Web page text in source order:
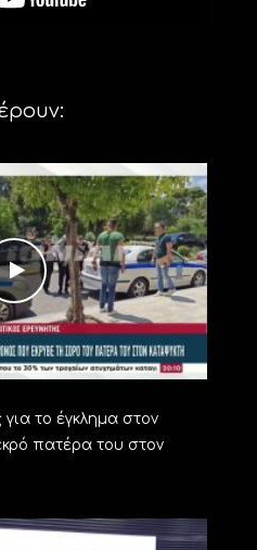
για το έγκλημα στον
πατέρα του στον